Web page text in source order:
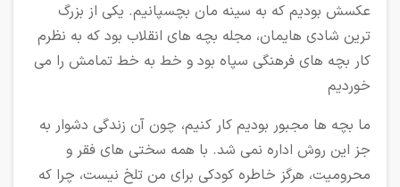
عکسش بودیم که به سینه مان بچسپانیم. یکی از بزرگ
ترین شادی هایمان، مجله بچه های انقلاب بود که به نظرم
کار بچه های فرهنگی سپاه بود و خط به خط تمامش را می
خوردیم
ما بچه ها مجبور بودیم کار کنیم، چون آن زندگی دشوار به
جز این روش اداره نمی شد. با همه سختی های فقر و
محرومیت، هرگز خاطره کودکی برای من تلخ نیست، چرا که